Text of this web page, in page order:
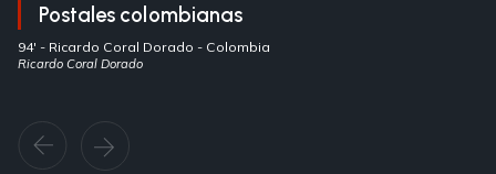
Postales colombianas
94' - Ricardo Coral Dorado - Colombia
Ricardo Coral Dorado